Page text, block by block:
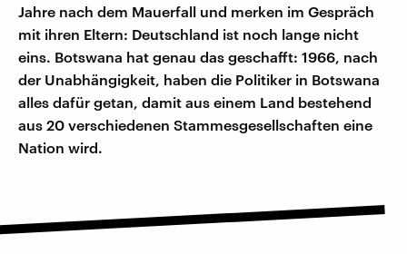
Jahre nach dem Mauerfall und merken im Gespräch
mit ihren Eltern: Deutschland ist noch lange nicht
eins. Botswana hat genau das geschafft: 1966, nach
der Unabhängigkeit, haben die Politiker in Botswana
alles dafür getan, damit aus einem Land bestehend
aus 20 verschiedenen Stammesgesellschaften eine
Nation wird.